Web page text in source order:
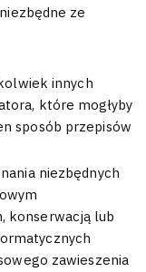
ze
innych
które mogłyby
sposób przepisów
niezbędnych
konserwacją lub
zawieszenia